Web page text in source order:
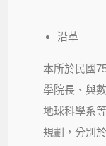
沿革
本所於民國
學院長、與
地球科學系
規劃，分別